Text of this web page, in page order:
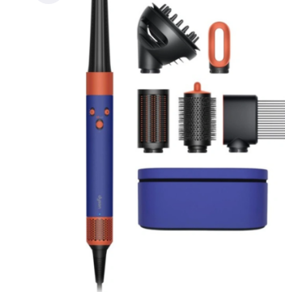
Контакты
Гарантия
Оплата
Trade-In